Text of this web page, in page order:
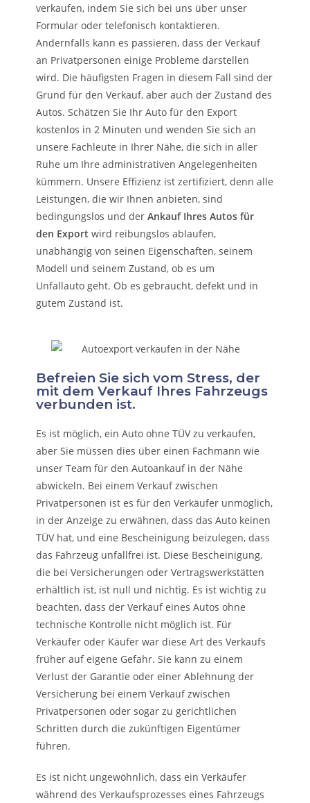
verkaufen, indem Sie sich bei uns über unser
Formular oder telefonisch kontaktieren.
Andernfalls kann es passieren, dass der Verkauf
an Privatpersonen einige Probleme darstellen
wird. Die häufigsten Fragen in diesem Fall sind der
Grund für den Verkauf, aber auch der Zustand des
Autos. Schätzen Sie Ihr Auto für den Export
kostenlos in 2 Minuten und wenden Sie sich an
unsere Fachleute in Ihrer Nähe, die sich in aller
Ruhe um Ihre administrativen Angelegenheiten
kümmern. Unsere Effizienz ist zertifiziert, denn alle
Leistungen, die wir Ihnen anbieten, sind
bedingungslos und derAnkauf Ihres Autos für
den Export wird reibungslos ablaufen,
unabhängig von seinen Eigenschaften, seinem
Modell und seinem Zustand, ob es um
Unfallauto geht. Ob es gebraucht, defekt und in
gutem Zustand ist.
Befreien Sie sich vom Stress, der
mit dem Verkauf Ihres Fahrzeugs
verbunden ist.
Es ist möglich, ein Auto ohne TÜV zu verkaufen,
aber Sie müssen dies über einen Fachmann wie
unser Team für den Autoankauf in der Nähe
abwickeln. Bei einem Verkauf zwischen
Privatpersonen ist es für den Verkäufer unmöglich,
in der Anzeige zu erwähnen, dass das Auto keinen
TÜV hat, und eine Bescheinigung beizulegen, dass
das Fahrzeug unfallfrei ist. Diese Bescheinigung,
die bei Versicherungen oder Vertragswerkstätten
erhältlich ist, ist null und nichtig. Es ist wichtig zu
beachten, dass der Verkauf eines Autos ohne
technische Kontrolle nicht möglich ist. Für
Verkäufer oder Käufer war diese Art des Verkaufs
früher auf eigene Gefahr. Sie kann zu einem
Verlust der Garantie oder einer Ablehnung der
Versicherung bei einem Verkauf zwischen
Privatpersonen oder sogar zu gerichtlichen
Schritten durch die zukünftigen Eigentümer
führen.
Es ist nicht ungewöhnlich, dass ein Verkäufer
während des Verkaufsprozesses eines Fahrzeugs